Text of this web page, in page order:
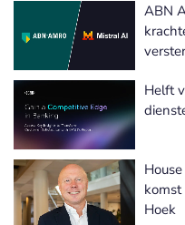
ABN
Helft
komst
Hoek